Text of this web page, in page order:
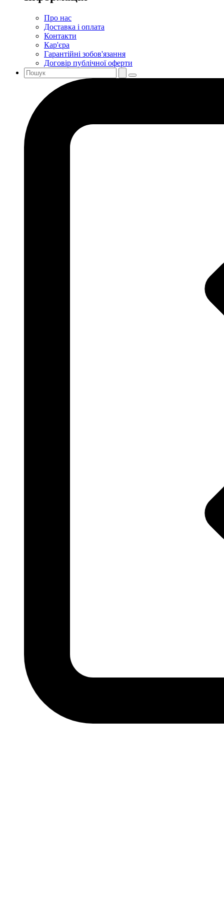
Про нас
Доставка і оплата
Контакти
Кар'єра
Гарантійні зобов'язання
Договір публічної оферти